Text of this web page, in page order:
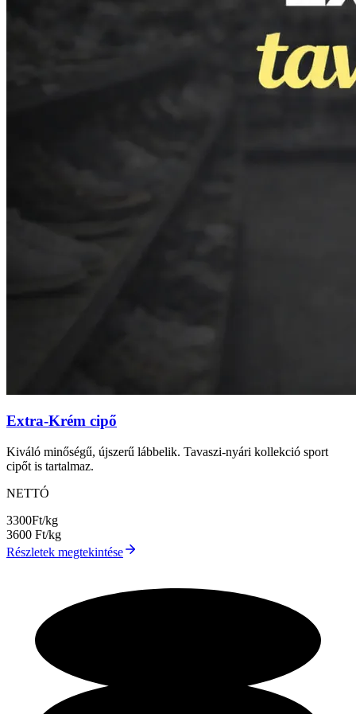
Extra-Krém cipő
Kiváló minőségű, újszerű lábbelik. Tavaszi-nyári kollekció sport
cipőt is tartalmaz.
NETTÓ
3300Ft/kg
3600 Ft/kg
Részletek megtekintése